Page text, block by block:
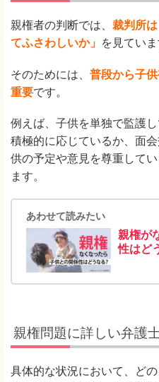
親権者の判断では、 裁判所
てふさわしいか」 を見ていま
そのためには、 普段から子
重要です。
例えば、子供を単独で監護
積極的に応じているか、面
供の予定や意見を尊重して
ます。
あわせて読みたい
親権が
性はど
親権問題に詳しい弁護
具体的な状況において、ど